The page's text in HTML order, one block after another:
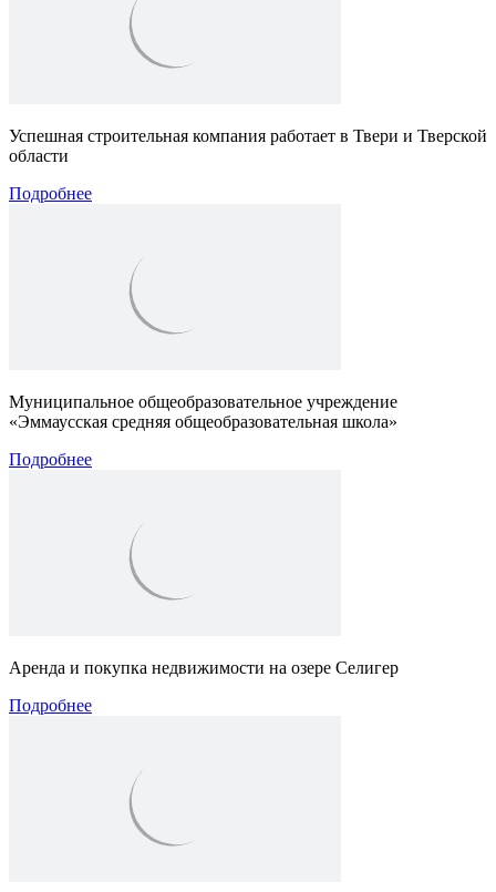
Успешная строительная компания работает в Твери и Тверской
области
Подробнее
Муниципальное общеобразовательное учреждение
«Эммаусская средняя общеобразовательная школа»
Подробнее
Аренда и покупка недвижимости на озере Селигер
Подробнее